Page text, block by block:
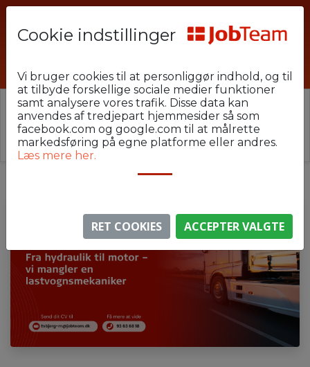
⚠️ Denne jobannonce er udløbet.
Stillingen er ikke længere aktiv, men du kan
lignende annoncer her.
Cookie indstillinger
Vi bruger cookies til at personliggør indhold, og til
at tilbyde forskellige sociale medier funktioner
samt analysere vores trafik. Disse data kan
anvendes af tredjepart hjemmesider så som
facebook.com og google.com til at målrette
markedsføring på egne platforme eller andres.
Læs mere her.
RET COOKIES ACCEPTER VALGTE